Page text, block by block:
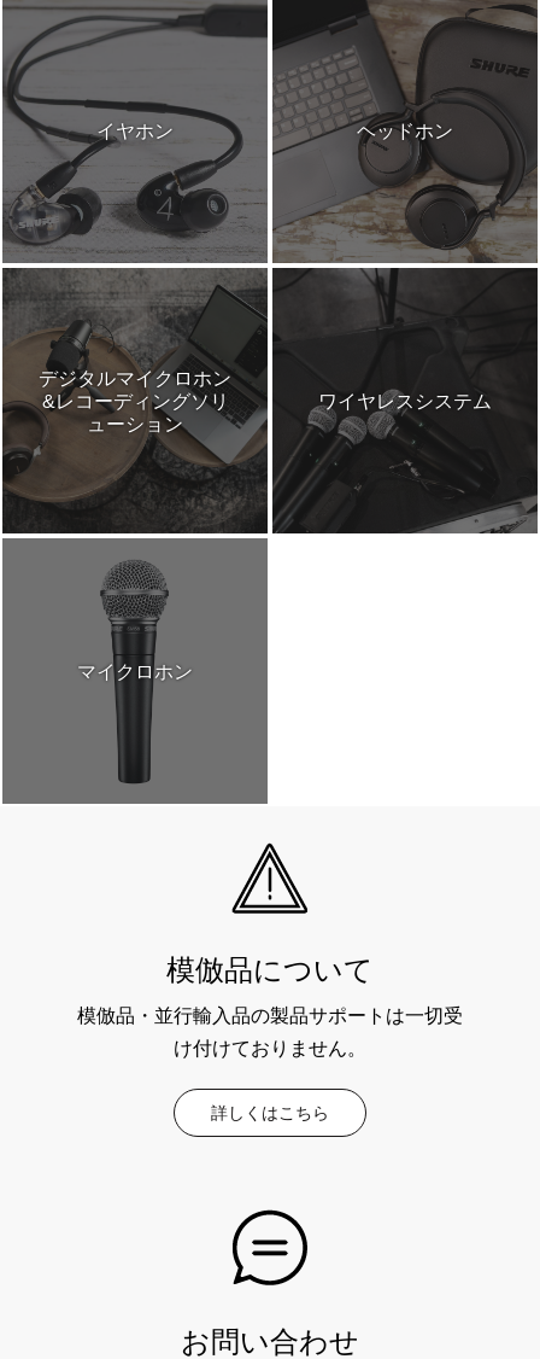
イヤホン ヘッドホン
デジタルマイクロホン
&レコーディングソリ
ューション
ワイヤレスシステム
マイクロホン
模倣品について
模倣品・並行輸入品の製品サポートは一切受
け付けておりません。
詳しくはこちら
お問い合わせ